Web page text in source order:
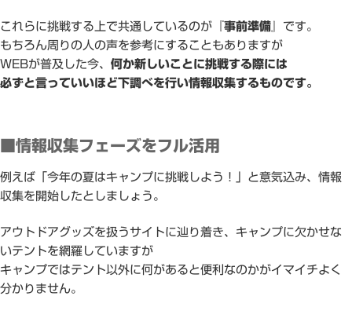
これらに挑戦する上で共通しているのが 『事前準備』 です。
もちろん周りの人の声を参考にすることもありますが
WEBが普及した今、 何か新しいことに挑戦する際には
必ずと言っていいほど下調べを行い情報収集するものです。
■情報収集フェーズをフル活用
例えば「今年の夏はキャンプに挑戦しよう！」と意気込み、情報
収集を開始したとしましょう。
アウトドアグッズを扱うサイトに辿り着き、キャンプに欠かせな
いテントを網羅していますが
キャンプではテント以外に何があると便利なのかがイマイチよく
分かりません。